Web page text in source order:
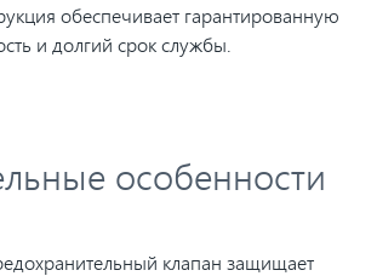
обеспечивает гарантированную
и долгий срок службы.
особенности
клапан защищает